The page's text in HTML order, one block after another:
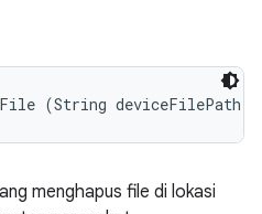
(String deviceFilePath)
menghapus file di lokasi